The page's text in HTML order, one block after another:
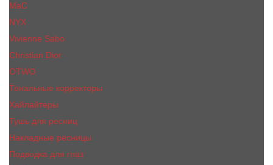
МаС
NYX
Vivienne Sabo
Сhristiаn Diоr
OTWO
Тональные корректоры
Хайлайтеры
Тушь для ресниц
Накладные ресницы
Подводка для глаз